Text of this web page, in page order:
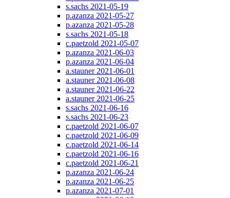
s.sachs 2021-05-19
p.azanza 2021-05-27
p.azanza 2021-05-28
s.sachs 2021-05-18
c.paetzold 2021-05-07
p.azanza 2021-06-03
p.azanza 2021-06-04
a.stauner 2021-06-01
a.stauner 2021-06-08
a.stauner 2021-06-22
a.stauner 2021-06-25
s.sachs 2021-06-16
s.sachs 2021-06-23
c.paetzold 2021-06-07
c.paetzold 2021-06-09
c.paetzold 2021-06-14
c.paetzold 2021-06-16
c.paetzold 2021-06-21
p.azanza 2021-06-24
p.azanza 2021-06-25
p.azanza 2021-07-01